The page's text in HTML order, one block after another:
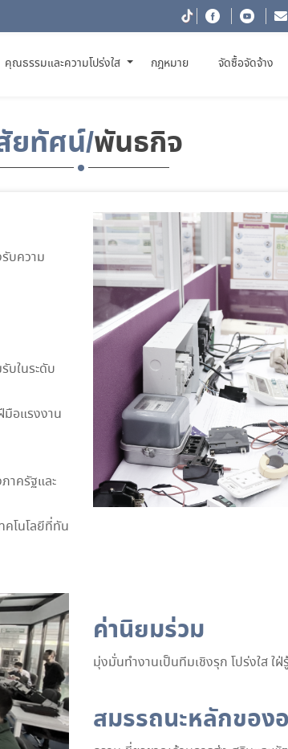
คุณธรรมและความโปร่งใส กฎหมาย จัดซื้อจัดจ้าง
ยทัศน์/พันธกิจ
บความ
บในระดับ
อแรงงาน
าครัฐและ
คโนโลยีที่ทัน
ค่านิยมร่วม
มุ่งมั่นทำงานเป็นทีมเชิงรุก โปร่งใส ใ
สมรรถนะหลักของ